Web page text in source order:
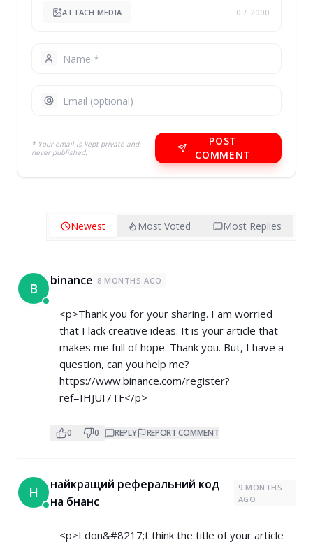
ATTACH MEDIA 0 / 2000
* Your email is kept private and
never published.
POST
COMMENT
Newest Most Voted Most Replies
B binance 8 MONTHS AGO
<p>Thank you for your sharing. I am worried
that I lack creative ideas. It is your article that
makes me full of hope. Thank you. But, I have a
question, can you help me?
https://www.binance.com/register?
ref=IHJUI7TF</p>
0 0 REPLY REPORT COMMENT
Н
найкращий реферальний код
на бнанс
9 MONTHS
AGO
<p>I don&#8217;t think the title of your article